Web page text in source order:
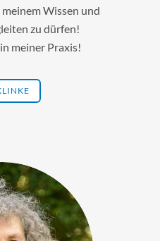
Wissen und
zu dürfen!
meiner Praxis!